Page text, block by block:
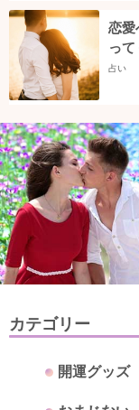
恋
っ
占い
カテゴリー
開運グッズ